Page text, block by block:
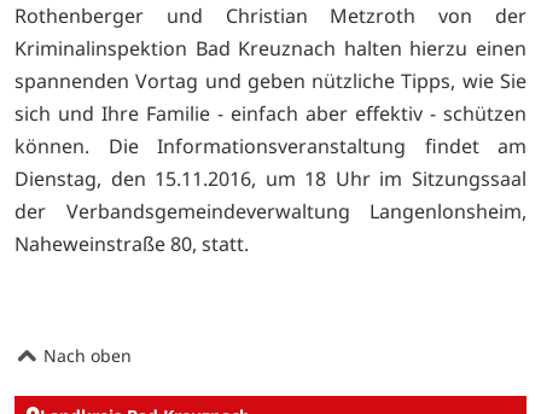
Rothenberger und Christian Metzroth von der
Kriminalinspektion Bad Kreuznach halten hierzu einen
spannenden Vortag und geben nützliche Tipps, wie Sie
sich und Ihre Familie - einfach aber effektiv - schützen
können. Die Informationsveranstaltung findet am
Dienstag, den 15.11.2016, um 18 Uhr im Sitzungssaal
der Verbandsgemeindeverwaltung Langenlonsheim,
Naheweinstraße 80, statt.
Nach oben